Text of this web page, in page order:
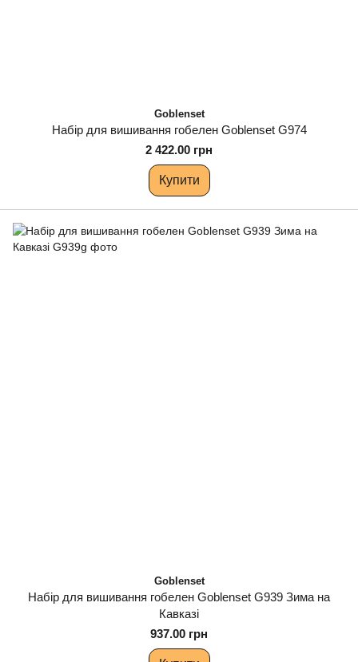
Goblenset
Набір для вишивання гобелен Goblenset G974
2 422.00 грн
Купити
Goblenset
Набір для вишивання гобелен Goblenset G939 Зима на
Кавказі
937.00 грн